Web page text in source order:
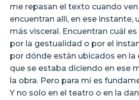
me repasan el texto cuando
encuentran allí, en ese instante,
más visceral. Encuentran cuál
por la gestualidad o por el
por dónde están ubicados en
que se estaba diciendo en ese
la obra. Pero para mí es
Y no solo en el teatro o en la